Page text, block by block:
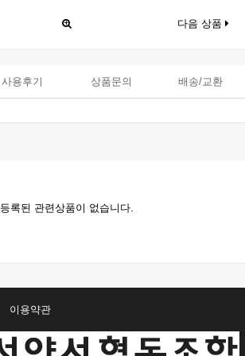
다음 상품
사용후기 상품문의 배송/교환
등록된 관련상품이 없습니다.
이용약관